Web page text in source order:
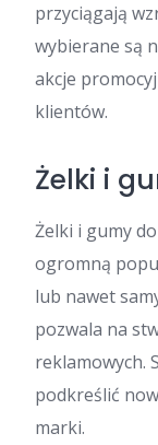
przyciągają
wybierane są
akcje
klientów.
Żelki i
Żelki i gumy
ogromną
lub nawet
pozwala na
reklamowych.
podkreślić
marki.